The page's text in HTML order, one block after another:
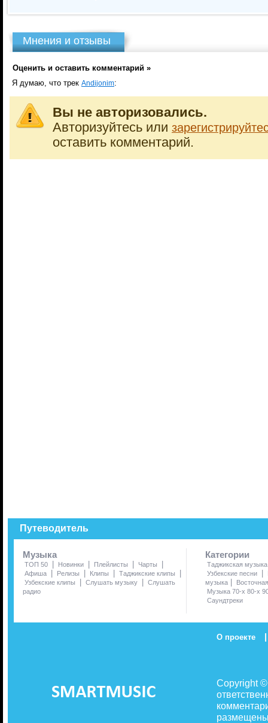
Мнения и отзывы
Оценить и оставить комментарий »
Я думаю, что трек Andijonim:
Вы не авторизовались.
Авторизуйтесь или
оставить комментарий.
Путеводитель
Музыка
ТОП 50 | Новинки | Плейлисты | Чарты |
Афиша | Релизы | Клипы | Таджикские клипы |
Узбекские клипы | Слушать музыку | Слушать
радио
Категории
Таджикская музыка
Узбекские песни
|
музыка |
Музыка 70-х 80-х
Саундтреки
О проекте |
Copyright
размещены